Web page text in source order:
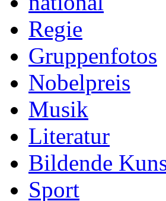
Regie
Gruppenfotos
Nobelpreis
Musik
Literatur
Bildende
Sport